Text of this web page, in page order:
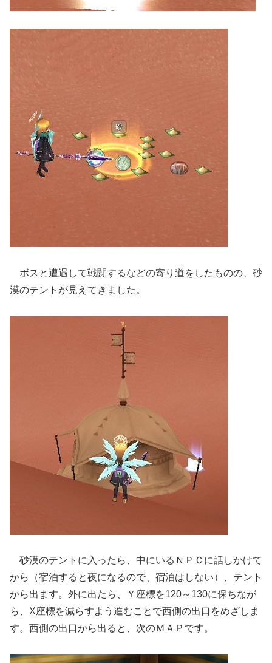
ボスと遭遇して戦闘するなどの寄り道をしたものの、砂
漠のテントが見えてきました。
砂漠のテントに入ったら、中にいるＮＰＣに話しかけて
から（宿泊すると夜になるので、宿泊はしない）、テント
から出ます。外に出たら、Ｙ座標を120～130に保ちなが
ら、X座標を減らすよう進むことで西側の出口をめざしま
す。西側の出口から出ると、次のＭＡＰです。